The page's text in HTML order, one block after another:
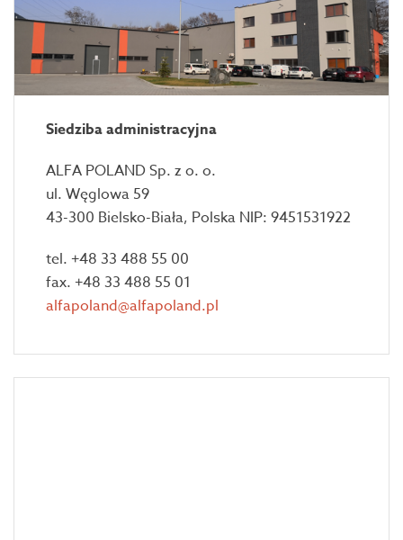
Siedziba administracyjna
ALFA POLAND Sp. z o. o.
ul. Węglowa 59
43-300 Bielsko-Biała, Polska NIP: 9451531922
tel. +48 33 488 55 00
fax. +48 33 488 55 01
alfapoland@alfapoland.pl